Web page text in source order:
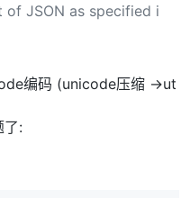
of JSON as specified i
编码 (unicode压缩 ->ut
了: